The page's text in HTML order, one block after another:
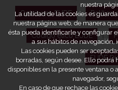
Opiniones EUDE Política
Código ético EUDE
EUDE
nuestra
La utilidad de las cookies es
nuestra página web, de manera
ésta pueda identificarle y configurar
a sus hábitos de
Las cookies pueden ser
borradas, según desee. Ello
disponibles en la presente ventana o
navegador,
En caso de que rechace las